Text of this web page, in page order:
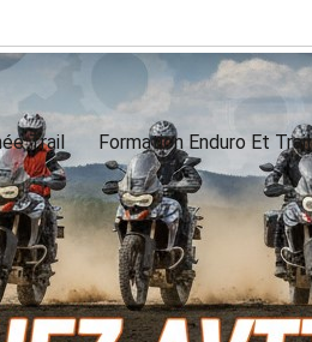
Trail Formation Enduro Et Trail